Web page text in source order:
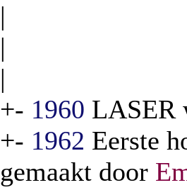
|
|
|
+- 1960 LASER
+- 1962 Eerste
gemaakt door